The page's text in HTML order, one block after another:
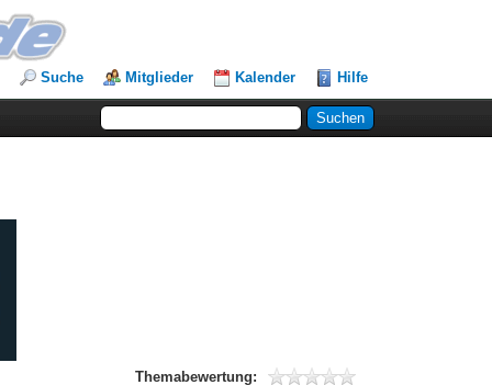
Suche Mitglieder Kalender Hilfe
Themabewertung: